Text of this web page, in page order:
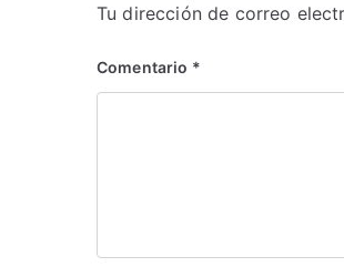
Tu dirección de correo
Comentario *